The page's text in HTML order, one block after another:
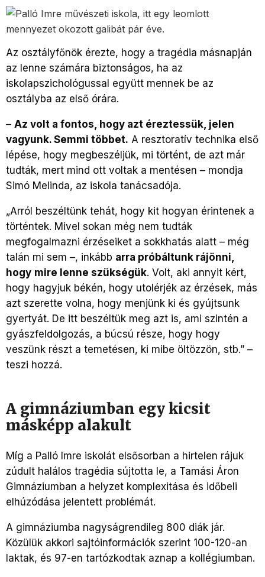
Az osztályfőnök érezte, hogy a tragédia másnapján
az lenne számára biztonságos, ha az
iskolapszichológussal együtt mennek be az
osztályba az első órára.
– Az volt a fontos, hogy azt éreztessük, jelen
vagyunk. Semmi többet. A resztoratív technika első
lépése, hogy megbeszéljük, mi történt, de azt már
tudták, mert mind ott voltak a mentésen – mondja
Simó Melinda, az iskola tanácsadója.
„Arról beszéltünk tehát, hogy kit hogyan érintenek a
történtek. Mivel sokan még nem tudták
megfogalmazni érzéseiket a sokkhatás alatt – még
talán mi sem –, inkább arra próbáltunk rájönni,
hogy mire lenne szükségük. Volt, aki annyit kért,
hogy hagyjuk békén, hogy utolérjék az érzések, más
azt szerette volna, hogy menjünk ki és gyújtsunk
gyertyát. De itt beszéltük meg azt is, ami szintén a
gyászfeldolgozás, a búcsú része, hogy hogy
veszünk részt a temetésen, ki mibe öltözzön, stb.” –
teszi hozzá.
A gimnáziumban egy kicsit
másképp alakult
Míg a Palló Imre iskolát elsősorban a hirtelen rájuk
zúdult halálos tragédia sújtotta le, a Tamási Áron
Gimnáziumban a helyzet komplexitása és időbeli
elhúzódása jelentett problémát.
A gimnáziumba nagyságrendileg 800 diák jár.
Közülük akkori sajtóinformációk szerint 100-120-an
laktak, és 97-en tartózkodtak aznap a kollégiumban.